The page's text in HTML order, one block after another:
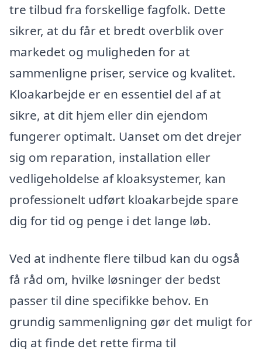
tre tilbud fra forskellige fagfolk. Dette
sikrer, at du får et bredt overblik over
markedet og muligheden for at
sammenligne priser, service og kvalitet.
Kloakarbejde er en essentiel del af at
sikre, at dit hjem eller din ejendom
fungerer optimalt. Uanset om det drejer
sig om reparation, installation eller
vedligeholdelse af kloaksystemer, kan
professionelt udført kloakarbejde spare
dig for tid og penge i det lange løb.
Ved at indhente flere tilbud kan du også
få råd om, hvilke løsninger der bedst
passer til dine specifikke behov. En
grundig sammenligning gør det muligt for
dig at finde det rette firma til